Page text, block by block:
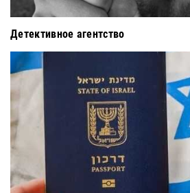
Детективное агентство